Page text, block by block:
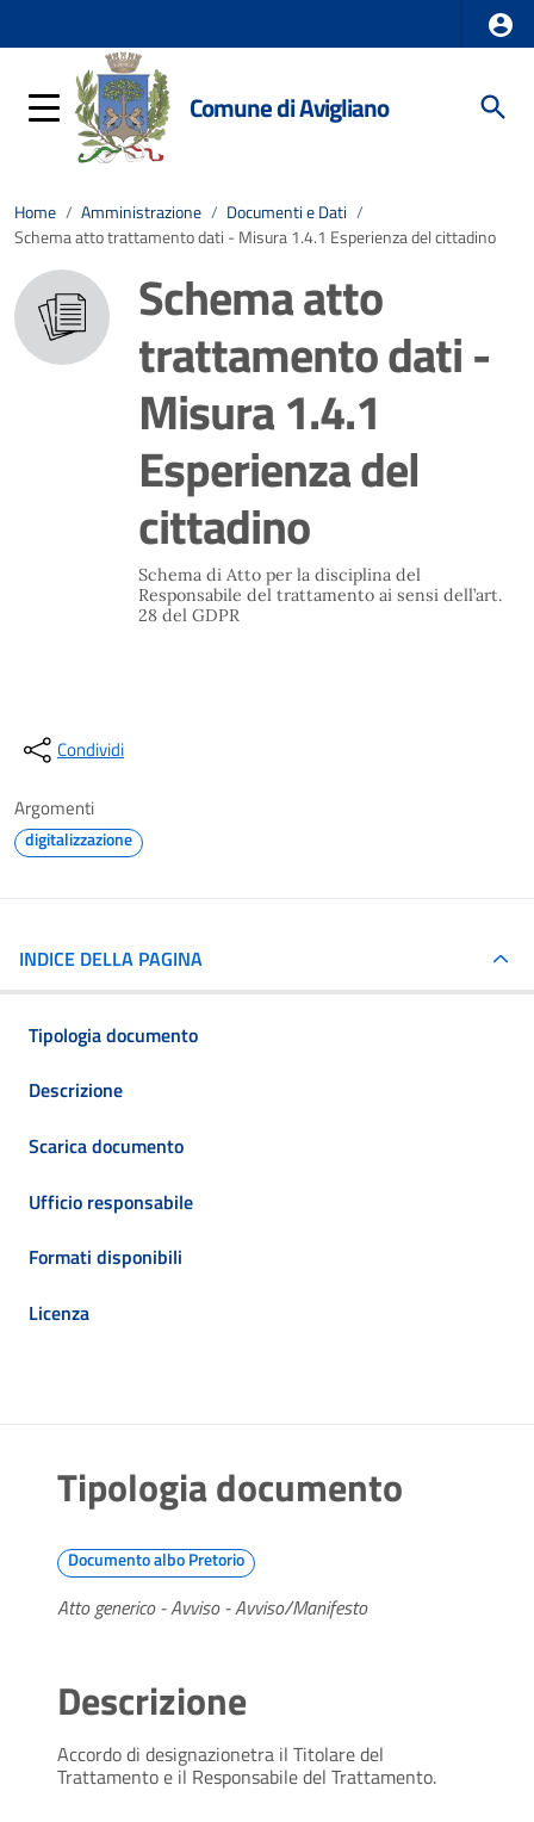
Comune di Avigliano
Home / Amministrazione / Documenti e Dati /
Schema atto trattamento dati - Misura 1.4.1 Esperienza del cittadino
Schema atto
trattamento dati -
Misura 1.4.1
Esperienza del
cittadino
Schema di Atto per la disciplina del
Responsabile del trattamento ai sensi dell’art.
28 del GDPR
Condividi
Argomenti
digitalizzazione
INDICE DELLA PAGINA
Tipologia documento
Descrizione
Scarica documento
Ufficio responsabile
Formati disponibili
Licenza
Tipologia documento
Documento albo Pretorio
Atto generico - Avviso - Avviso/Manifesto
Descrizione
Accordo di designazionetra il Titolare del
Trattamento e il Responsabile del Trattamento.